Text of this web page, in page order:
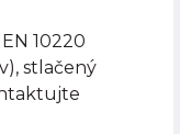
10220
stlačený